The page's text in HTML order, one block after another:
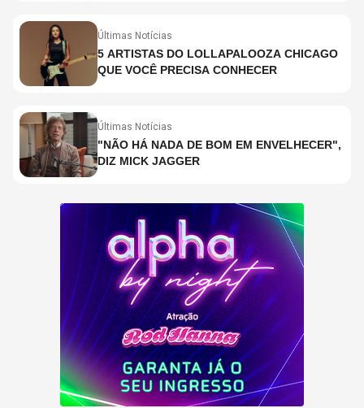
Últimas Notícias
5 ARTISTAS DO LOLLAPALOOZA CHICAGO
QUE VOCÊ PRECISA CONHECER
Últimas Notícias
"NÃO HÁ NADA DE BOM EM ENVELHECER",
DIZ MICK JAGGER